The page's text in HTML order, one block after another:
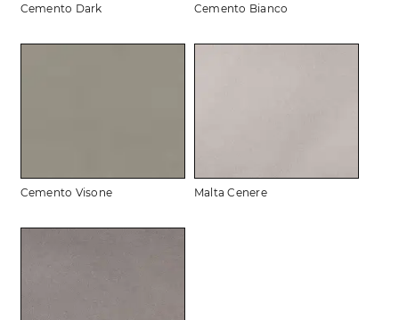
Cemento Dark Cemento Bianco
Cemento Visone Malta Cenere